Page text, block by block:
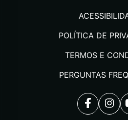
POLÍTICA DE
TERMOS E
PERGUNTAS